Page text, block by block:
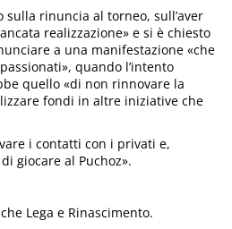
rinuncia al torneo, sull’aver
realizzazione» e si è chiesto
a una manifestazione «che
quando l’intento
quello «di non rinnovare la
fondi in altre iniziative che
i contatti con i privati e,
giocare al Puchoz».
Lega e Rinascimento.